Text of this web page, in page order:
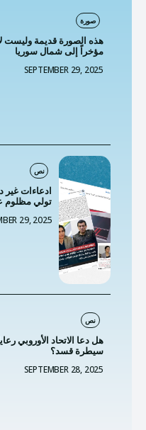
صورة
هذه الصورة قديمة وليست
مؤخراً إلى شمال سوريا
SEPTEMBER 29, 2025
نص
ادعاءات غير
تولي مظلوم
29, 2025
نص
هل دعا الاتحاد الأوروبي
سيطرة قسد؟
SEPTEMBER 28, 2025